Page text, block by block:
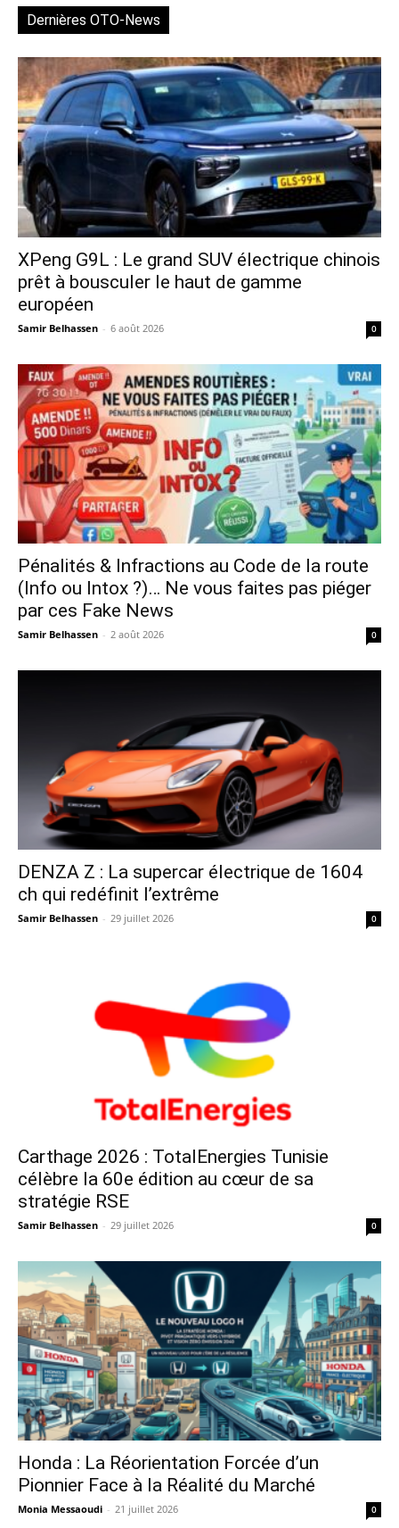
Dernières OTO-News
XPeng G9L : Le grand SUV électrique chinois
prêt à bousculer le haut de gamme
européen
Samir Belhassen - 6 août 2026 0
Pénalités & Infractions au Code de la route
(Info ou Intox ?)… Ne vous faites pas piéger
par ces Fake News
Samir Belhassen - 2 août 2026 0
DENZA Z : La supercar électrique de 1604
ch qui redéfinit l’extrême
Samir Belhassen - 29 juillet 2026 0
Carthage 2026 : TotalEnergies Tunisie
célèbre la 60e édition au cœur de sa
stratégie RSE
Samir Belhassen - 29 juillet 2026 0
Honda : La Réorientation Forcée d’un
Pionnier Face à la Réalité du Marché
Monia Messaoudi - 21 juillet 2026 0